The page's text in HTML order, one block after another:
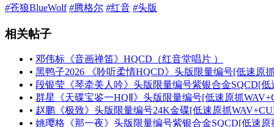
#苍狼BlueWolf #腾格尔 #红音 #头版
相关帖子
• 邓伟标《音画禅笛》HQCD（红音堂唱片 ）
• 黑鸭子2026 《聆听柔情HQCD》头版限量编号[低速原
• 段银莹《琴牵美人吟》头版限量编号紫银合金SQCD[低
• 群星《天碟宝鉴一HQⅡ》头版限量编号[低速原抓
• 赵鹏《极致》头版限量编号24K金碟[低速原抓
• 姚璎格《那一夜》头版限量编号紫银合金SQCD[低速原